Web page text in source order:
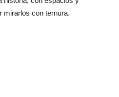
mirarlos con ternura.